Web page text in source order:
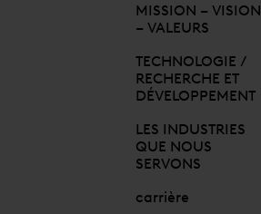
MISSION – VISION
– VALEURS
TECHNOLOGIE /
RECHERCHE ET
DÉVELOPPEMENT
LES INDUSTRIES
QUE NOUS
SERVONS
carrière